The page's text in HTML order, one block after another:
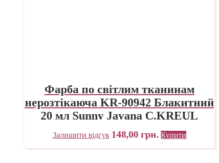
Фарба по світлим тканинам
нерозтікаюча KR-90942 Блакитний
20 мл Sunny Javana C.KREUL
Залишити відгук 148,00 грн. Купити